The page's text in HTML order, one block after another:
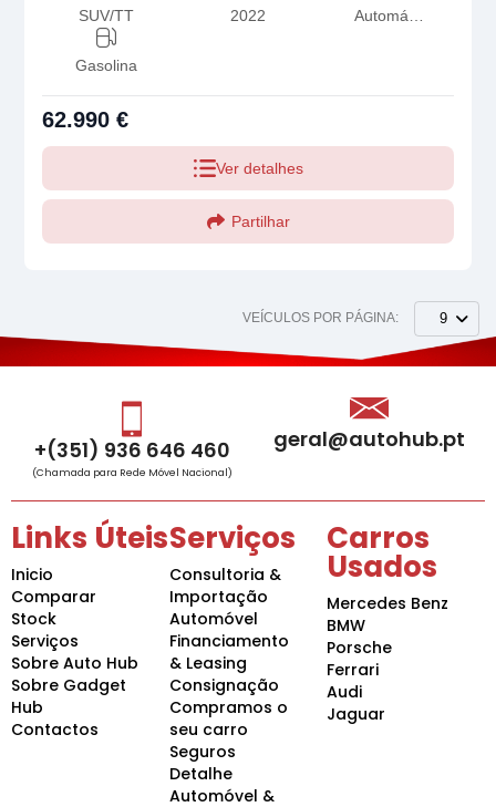
SUV/TT 2022
Gasolina
62.990 €
Ver detalhes
Partilhar
VEÍCULOS POR PÁGINA: 9
+(351) 936 646 460
(Chamada para Rede Móvel Nacional)
geral@autohub.pt
Links Úteis
Inicio
Comparar
Stock
Serviços
Sobre Auto Hub
Sobre Gadget
Hub
Contactos
Serviços
Consultoria &
Importação
Automóvel
Financiamento
& Leasing
Consignação
Compramos o
seu carro
Seguros
Detalhe
Automóvel &
Carros
Usados
Mercedes Benz
BMW
Porsche
Ferrari
Audi
Jaguar